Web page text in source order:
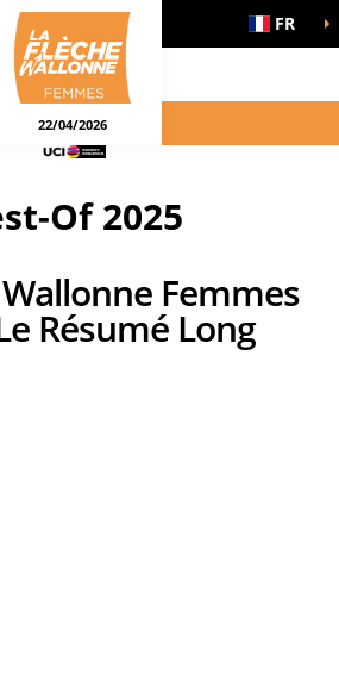
FR
22/04/2026
Of 2025
Résumé Long